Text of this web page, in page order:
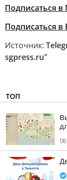
Подписаться в
Подписаться в
Источник:
sgpress.ru"
ТОП